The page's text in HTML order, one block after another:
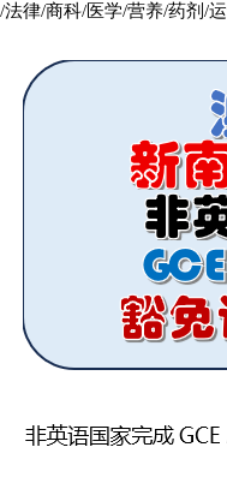
律/商科/医学/营养/药剂/